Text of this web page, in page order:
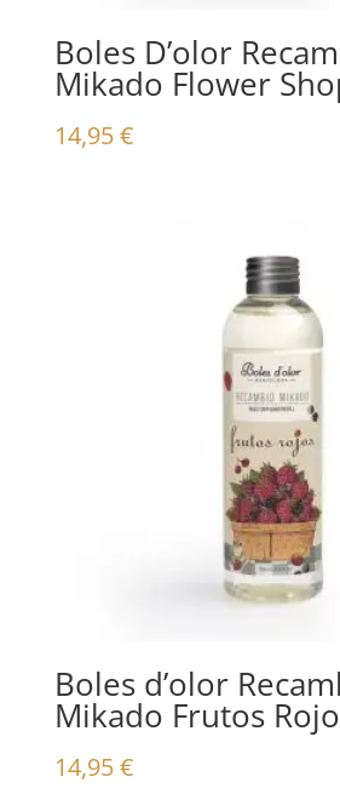
Boles D’olor
Mikado Flower
14,95€
Boles d’olor
Mikado Frutos
14,95€